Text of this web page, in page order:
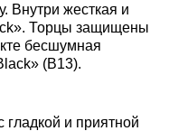
Внутри жесткая и
Торцы защищены
бесшумная
(В13).
и приятной